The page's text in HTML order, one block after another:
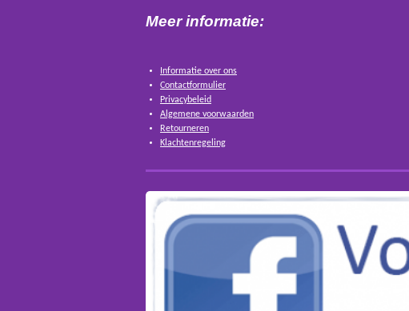
Meer informatie:
Informatie over ons
Contactformulier
Privacybeleid
Algemene voorwaarden
Retourneren
Klachtenregeling